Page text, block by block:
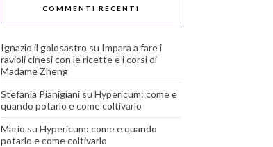
COMMENTI RECENTI
Ignazio il golosastro su Impara a fare i
ravioli cinesi con le ricette e i corsi di
Madame Zheng
Stefania Pianigiani su Hypericum: come e
quando potarlo e come coltivarlo
Mario su Hypericum: come e quando
potarlo e come coltivarlo